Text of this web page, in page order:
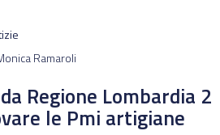
Ramaroli
Regione Lombardia 2
le Pmi artigiane